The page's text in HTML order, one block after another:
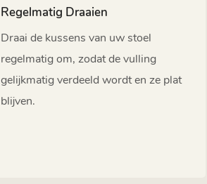
Regelmatig Draaien
Draai de kussens van uw stoel
regelmatig om, zodat de vulling
gelijkmatig verdeeld wordt en ze plat
blijven.